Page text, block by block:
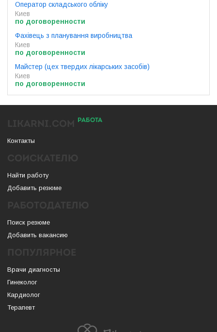
Оператор складського обліку
Киев
по договоренности
Фахівець з планування виробництва
Киев
по договоренности
Майстер (цех твердих лікарських засобів)
Киев
по договоренности
РАБОТА
Контакты
Найти работу
Добавить резюме
Поиск резюме
Добавить вакансию
Врачи диагносты
Гинеколог
Кардиолог
Терапевт